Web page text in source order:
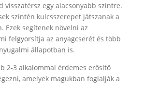
visszatérsz egy alacsonyabb szintre.
szintén kulcsszerepet játszanak a
Ezek segítenek növelni az
felgyorsítja az anyagcserét és több
állapotban is.
2-3 alkalommal érdemes erősítő
amelyek magukban foglalják a